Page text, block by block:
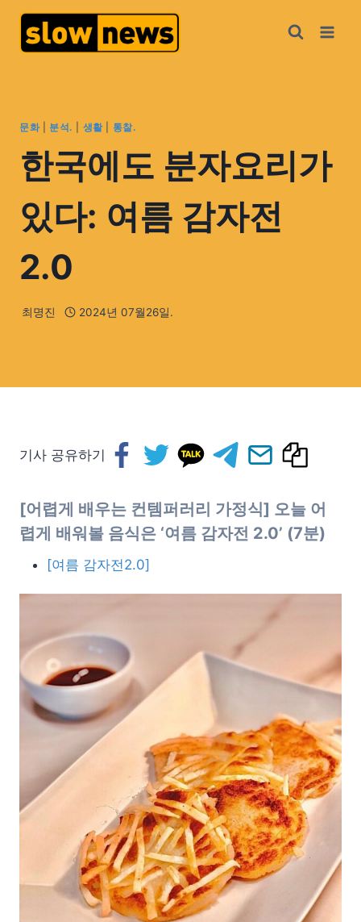
문화| 분석. 생활| 통찰.
한국에도 분자요리가
있다: 여름 감자전
2.0
최명진 2024년 07월26일.
기사 공유하기
[어렵게 배우는 컨템퍼러리 가정식] 오늘 어
렵게 배워볼 음식은 ‘여름 감자전 2.0’ (7분)
[여름 감자전2.0]